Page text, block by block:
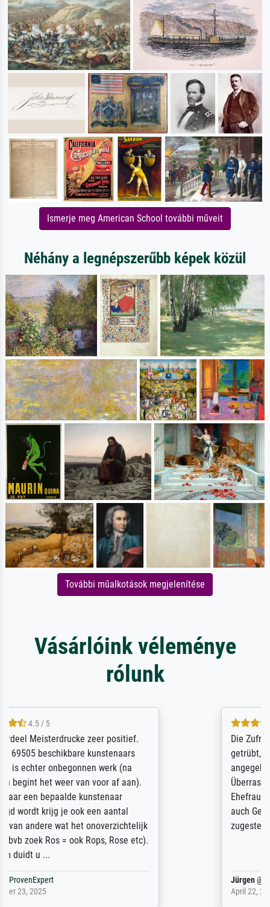
Ismerje meg American School további műveit
Néhány a legnépszerűbb képek közül
További műalkotások megjelenítése
Vásárlóink véleménye
rólunk
Die Zufriedenheit ist auch nicht dadurch
getrübt, dass das Bild entgegen einer
angegebenen Lieferanschrift (sollte eine
Überraschung für die normannische
Ehefrau sein zum Hochzeits- gleichzeitig
auch Geburtstag sein) doch nach zu Hause
zugestellt wurde.
Jürgen